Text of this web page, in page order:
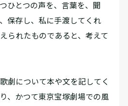
ひとつの声を、言葉を、聞
保存し、私に手渡してくれ
られたものであると、考えて
劇について本や文を記してく
、かつて東京宝塚劇場での風